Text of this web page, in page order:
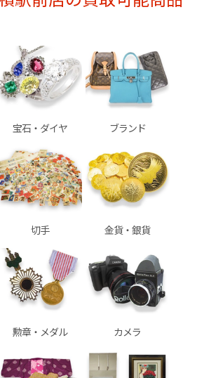
宝石・ダイヤ ブランド
切手 金貨・銀貨
勲章・メダル カメラ